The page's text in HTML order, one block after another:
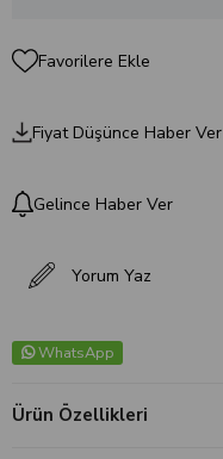
Favorilere Ekle
Fiyat Düşünce Haber Ver
Gelince Haber Ver
Yorum Yaz
WhatsApp
Ürün Özellikleri